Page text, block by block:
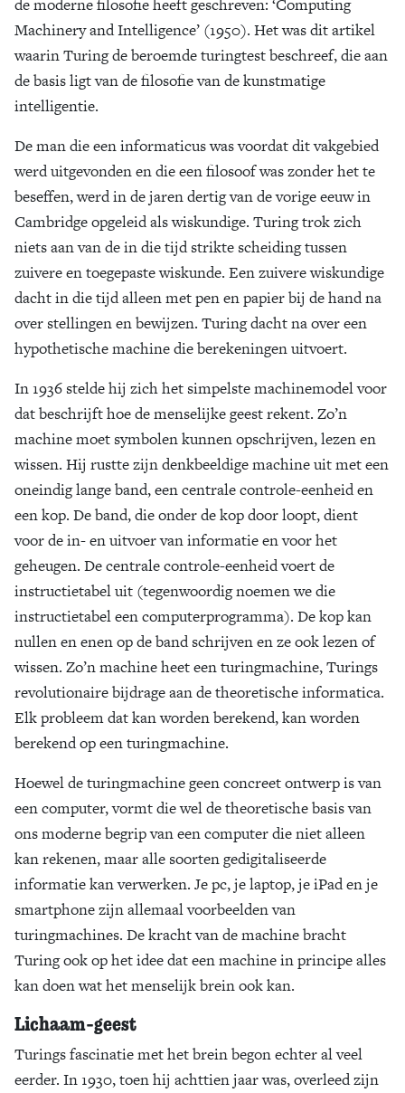
de moderne filosofie heeft geschreven: ‘Computing
Machinery and Intelligence’ (1950). Het was dit artikel
waarin Turing de beroemde turingtest beschreef, die aan
de basis ligt van de filosofie van de kunstmatige
intelligentie.
De man die een informaticus was voordat dit vakgebied
werd uitgevonden en die een filosoof was zonder het te
beseffen, werd in de jaren dertig van de vorige eeuw in
Cambridge opgeleid als wiskundige. Turing trok zich
niets aan van de in die tijd strikte scheiding tussen
zuivere en toegepaste wiskunde. Een zuivere wiskundige
dacht in die tijd alleen met pen en papier bij de hand na
over stellingen en bewijzen. Turing dacht na over een
hypothetische machine die berekeningen uitvoert.
In 1936 stelde hij zich het simpelste machinemodel voor
dat beschrijft hoe de menselijke geest rekent. Zo’n
machine moet symbolen kunnen opschrijven, lezen en
wissen. Hij rustte zijn denkbeeldige machine uit met een
oneindig lange band, een centrale controle-eenheid en
een kop. De band, die onder de kop door loopt, dient
voor de in- en uitvoer van informatie en voor het
geheugen. De centrale controle-eenheid voert de
instructietabel uit (tegenwoordig noemen we die
instructietabel een computerprogramma). De kop kan
nullen en enen op de band schrijven en ze ook lezen of
wissen. Zo’n machine heet een turingmachine, Turings
revolutionaire bijdrage aan de theoretische informatica.
Elk probleem dat kan worden berekend, kan worden
berekend op een turingmachine.
Hoewel de turingmachine geen concreet ontwerp is van
een computer, vormt die wel de theoretische basis van
ons moderne begrip van een computer die niet alleen
kan rekenen, maar alle soorten gedigitaliseerde
informatie kan verwerken. Je pc, je laptop, je iPad en je
smartphone zijn allemaal voorbeelden van
turingmachines. De kracht van de machine bracht
Turing ook op het idee dat een machine in principe alles
kan doen wat het menselijk brein ook kan.
Lichaam-geest
Turings fascinatie met het brein begon echter al veel
eerder. In 1930, toen hij achttien jaar was, overleed zijn